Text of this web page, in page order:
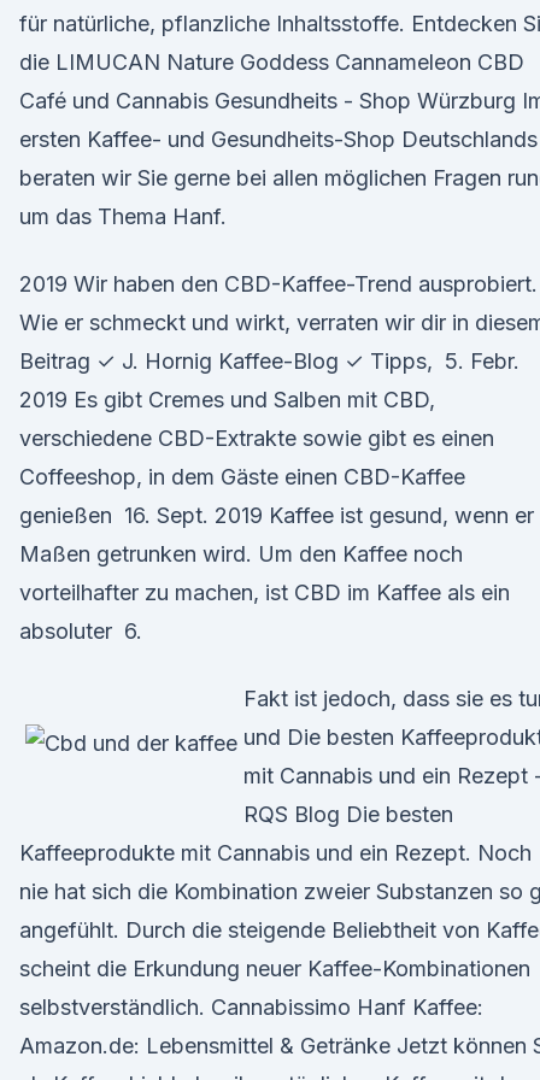
für natürliche, pflanzliche Inhaltsstoffe. Entdecken
die LIMUCAN Nature Goddess Cannameleon CBD
Café und Cannabis Gesundheits - Shop Würzburg
ersten Kaffee- und Gesundheits-Shop Deutschlands
beraten wir Sie gerne bei allen möglichen Fragen
um das Thema Hanf.
2019 Wir haben den CBD-Kaffee-Trend ausprobiert.
Wie er schmeckt und wirkt, verraten wir dir in
Beitrag ✓ J. Hornig Kaffee-Blog ✓ Tipps, 5. Febr.
2019 Es gibt Cremes und Salben mit CBD,
verschiedene CBD-Extrakte sowie gibt es einen
Coffeeshop, in dem Gäste einen CBD-Kaffee
genießen 16. Sept. 2019 Kaffee ist gesund, wenn er
Maßen getrunken wird. Um den Kaffee noch
vorteilhafter zu machen, ist CBD im Kaffee als ein
absoluter 6.
Fakt ist jedoch, dass sie es
und Die besten
mit Cannabis und ein Rezept
RQS Blog Die besten
Kaffeeprodukte mit Cannabis und ein Rezept. Noch
nie hat sich die Kombination zweier Substanzen so
angefühlt. Durch die steigende Beliebtheit von
scheint die Erkundung neuer Kaffee-Kombinationen
selbstverständlich. Cannabissimo Hanf Kaffee:
Amazon.de: Lebensmittel & Getränke Jetzt können